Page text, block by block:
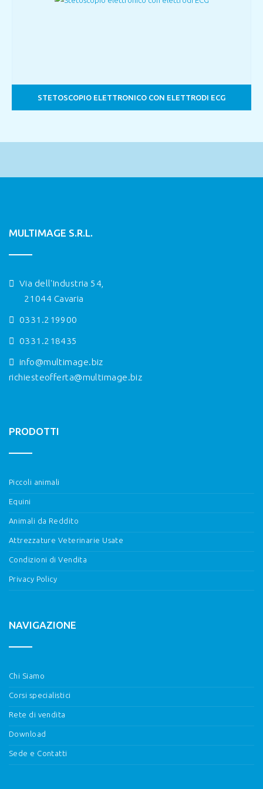
STETOSCOPIO ELETTRONICO CON ELETTRODI ECG
MULTIMAGE S.R.L.
Via dell'Industria 54,
21044 Cavaria
0331.219900
0331.218435
info@multimage.biz
richiesteofferta@multimage.biz
PRODOTTI
Piccoli animali
Equini
Animali da Reddito
Attrezzature Veterinarie Usate
Condizioni di Vendita
Privacy Policy
NAVIGAZIONE
Chi Siamo
Corsi specialistici
Rete di vendita
Download
Sede e Contatti